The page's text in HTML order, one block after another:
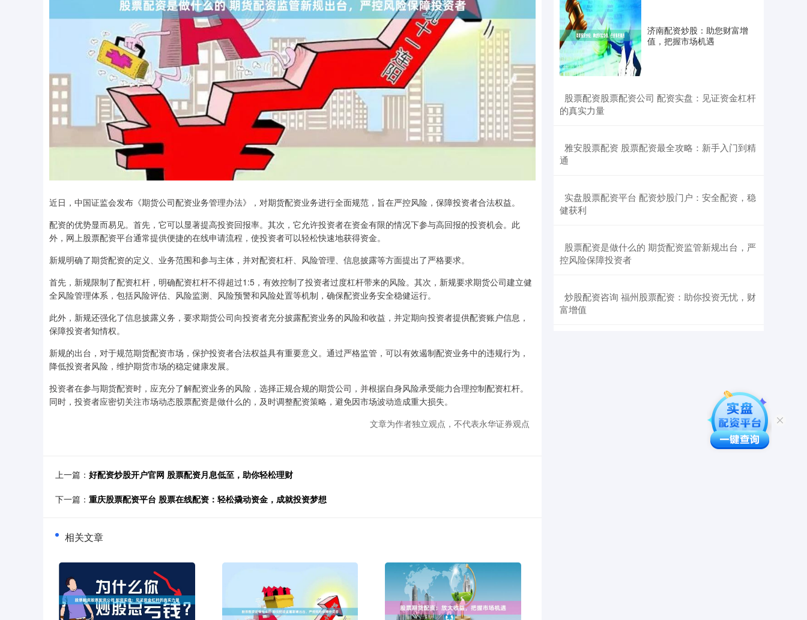
近日，中国证监会发布《期货公司配资业务管理办法》，对期货配资业务进行全面规范，旨在严控风险，保障投资者合法权益。
配资的优势显而易见。首先，它可以显著提高投资回报率。其次，它允许投资者在资金有限的情况下参与高回报的投资机会。此
外，网上股票配资平台通常提供便捷的在线申请流程，使投资者可以轻松快速地获得资金。
新规明确了期货配资的定义、业务范围和参与主体，并对配资杠杆、风险管理、信息披露等方面提出了严格要求。
首先，新规限制了配资杠杆，明确配资杠杆不得超过1:5，有效控制了投资者过度杠杆带来的风险。其次，新规要求期货公司建立健
全风险管理体系，包括风险评估、风险监测、风险预警和风险处置等机制，确保配资业务安全稳健运行。
此外，新规还强化了信息披露义务，要求期货公司向投资者充分披露配资业务的风险和收益，并定期向投资者提供配资账户信息，
保障投资者知情权。
新规的出台，对于规范期货配资市场，保护投资者合法权益具有重要意义。通过严格监管，可以有效遏制配资业务中的违规行为，
降低投资者风险，维护期货市场的稳定健康发展。
投资者在参与期货配资时，应充分了解配资业务的风险，选择正规合规的期货公司，并根据自身风险承受能力合理控制配资杠杆。
同时，投资者应密切关注市场动态股票配资是做什么的，及时调整配资策略，避免因市场波动造成重大损失。
文章为作者独立观点，不代表永华证券观点
上一篇： 好配资炒股开户官网 股票配资月息低至，助你轻松理财
下一篇： 重庆股票配资平台 股票在线配资：轻松撬动资金，成就投资梦想
相关文章
济南配资炒股：助您财富增
值，把握市场机遇
​股票配资股票配资公司 配资实盘：见证资金杠杆
的真实力量
​雅安股票配资 股票配资最全攻略：新手入门到精
通
​实盘股票配资平台 配资炒股门户：安全配资，稳
健获利
​股票配资是做什么的 期货配资监管新规出台，严
控风险保障投资者
​炒股配资咨询 福州股票配资：助你投资无忧，财
富增值